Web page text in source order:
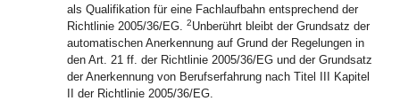
als Qualifikation für eine Fachlaufbahn entsprechend der
Richtlinie 2005/36/EG. 2Unberührt bleibt der Grundsatz der
automatischen Anerkennung auf Grund der Regelungen in
den Art. 21 ff. der Richtlinie 2005/36/EG und der Grundsatz
der Anerkennung von Berufserfahrung nach Titel III Kapitel
II der Richtlinie 2005/36/EG.